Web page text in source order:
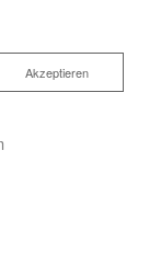
Akzeptieren